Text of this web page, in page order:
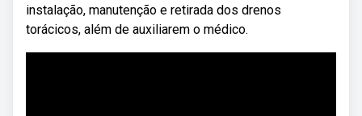
instalação, manutenção e retirada dos drenos
torácicos, além de auxiliarem o médico.